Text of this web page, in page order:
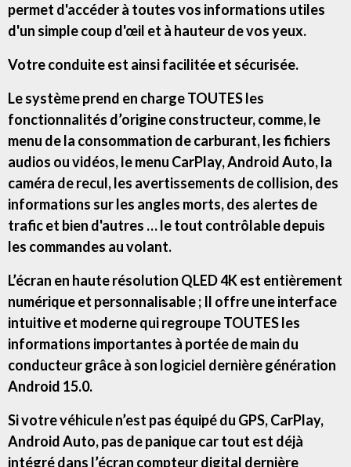
permet d'accéder à toutes vos informations utiles
d'un simple coup d'œil et à hauteur de vos yeux.
Votre conduite est ainsi facilitée et sécurisée.
Le système prend en charge TOUTES les
fonctionnalités d’origine constructeur, comme, le
menu de la consommation de carburant, les fichiers
audios ou vidéos, le menu CarPlay, Android Auto, la
caméra de recul, les avertissements de collision, des
informations sur les angles morts, des alertes de
trafic et bien d'autres … le tout contrôlable depuis
les commandes au volant.
L’écran en haute résolution QLED 4K est entièrement
numérique et personnalisable ; Il offre une interface
intuitive et moderne qui regroupe TOUTES les
informations importantes à portée de main du
conducteur grâce à son logiciel dernière génération
Android 15.0.
Si votre véhicule n’est pas équipé du GPS, CarPlay,
Android Auto, pas de panique car tout est déjà
intégré dans l’écran compteur digital dernière